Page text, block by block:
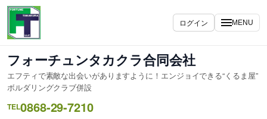
内
を
キ
ッ
プ
ログイン MENU
フォーチュンタカクラ合同会社
エフティで素敵な出会いがありますように！エンジョイできる“くるま屋”
ボルダリングクラブ併設
TEL0868-29-7210